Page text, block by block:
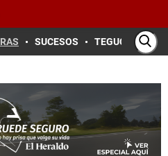
SUCESOS TEGUCIGALPA